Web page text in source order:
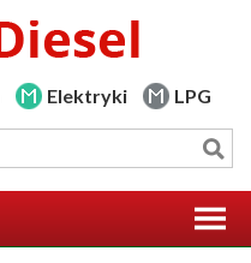
Elektryki LPG